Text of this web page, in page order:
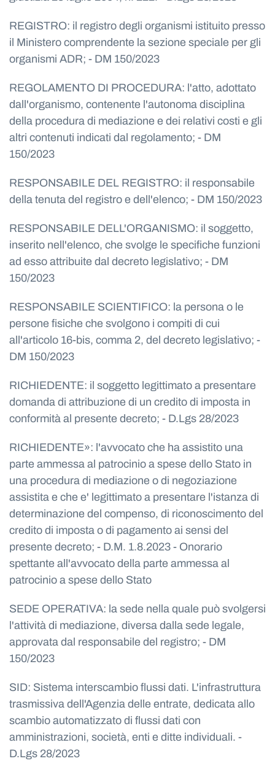
REGISTRO: il registro degli organismi istituito presso
il Ministero comprendente la sezione speciale per gli
organismi ADR; - DM 150/2023
REGOLAMENTO DI PROCEDURA: l'atto, adottato
dall'organismo, contenente l'autonoma disciplina
della procedura di mediazione e dei relativi costi e gli
altri contenuti indicati dal regolamento; - DM
150/2023
RESPONSABILE DEL REGISTRO: il responsabile
della tenuta del registro e dell'elenco; - DM 150/2023
RESPONSABILE DELL'ORGANISMO: il soggetto,
inserito nell'elenco, che svolge le specifiche funzioni
ad esso attribuite dal decreto legislativo; - DM
150/2023
RESPONSABILE SCIENTIFICO: la persona o le
persone fisiche che svolgono i compiti di cui
all'articolo 16-bis, comma 2, del decreto legislativo; -
DM 150/2023
RICHIEDENTE: il soggetto legittimato a presentare
domanda di attribuzione di un credito di imposta in
conformità al presente decreto; - D.Lgs 28/2023
RICHIEDENTE»: l'avvocato che ha assistito una
parte ammessa al patrocinio a spese dello Stato in
una procedura di mediazione o di negoziazione
assistita e che e' legittimato a presentare l'istanza di
determinazione del compenso, di riconoscimento del
credito di imposta o di pagamento ai sensi del
presente decreto; - D.M. 1.8.2023 - Onorario
spettante all'avvocato della parte ammessa al
patrocinio a spese dello Stato
SEDE OPERATIVA: la sede nella quale può svolgersi
l'attività di mediazione, diversa dalla sede legale,
approvata dal responsabile del registro; - DM
150/2023
SID: Sistema interscambio flussi dati. L'infrastruttura
trasmissiva dell'Agenzia delle entrate, dedicata allo
scambio automatizzato di flussi dati con
amministrazioni, società, enti e ditte individuali. -
D.Lgs 28/2023